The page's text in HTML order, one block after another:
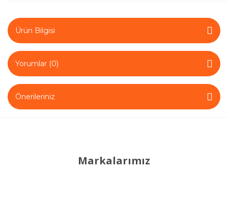
Ürün Bilgisi
Yorumlar (0)
Önerileriniz
Markalarımız